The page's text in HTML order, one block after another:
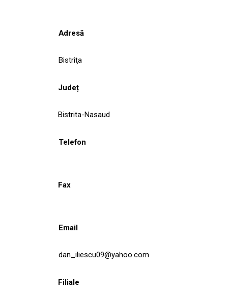
Adresă
Bistriţa
Județ
Bistrita-Nasaud
Telefon
Fax
Email
dan_iliescu09@yahoo.com
Filiale